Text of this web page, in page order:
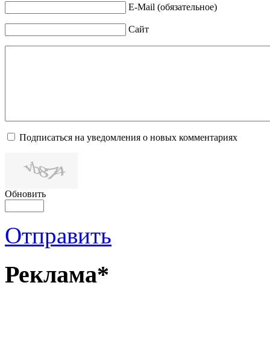
E-Mail (обязательное)
Сайт
Подписаться на уведомления о новых комментариях
Обновить
Отправить
Реклама*